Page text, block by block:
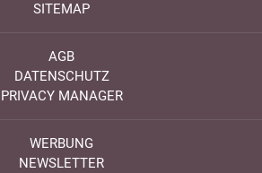
SITEMAP
AGB
DATENSCHUTZ
PRIVACY MANAGER
WERBUNG
NEWSLETTER